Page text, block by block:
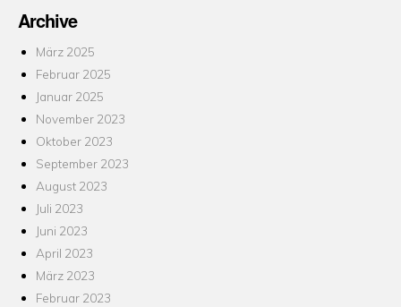
Archive
März 2025
Februar 2025
Januar 2025
November 2023
Oktober 2023
September 2023
August 2023
Juli 2023
Juni 2023
April 2023
März 2023
Februar 2023